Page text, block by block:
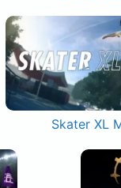
Skater XL